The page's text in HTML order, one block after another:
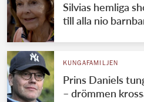
Silvias hemliga
till alla nio
KUNGAFAMILJEN
Prins Daniels
– drömmen